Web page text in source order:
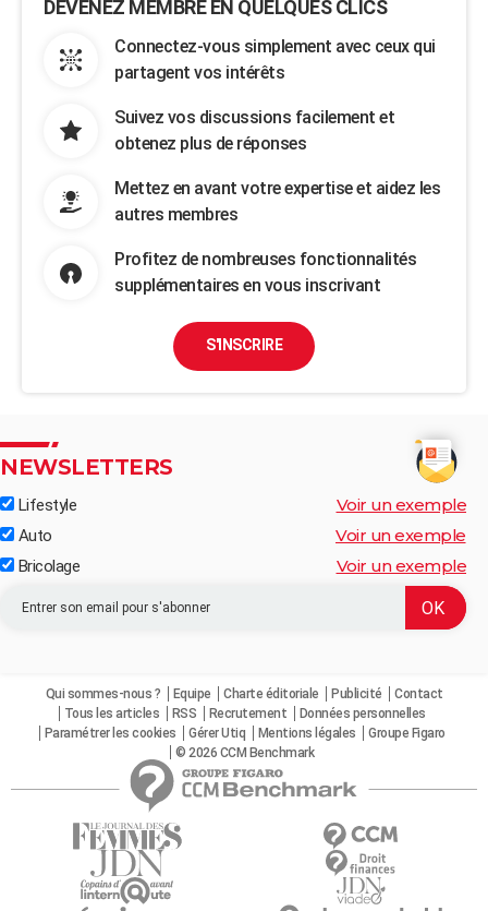
DEVENEZ MEMBRE EN QUELQUES CLICS
Connectez-vous simplement avec ceux qui
partagent vos intérêts
Suivez vos discussions facilement et
obtenez plus de réponses
Mettez en avant votre expertise et aidez les
autres membres
Profitez de nombreuses fonctionnalités
supplémentaires en vous inscrivant
S'INSCRIRE
NEWSLETTERS
Lifestyle Voir un exemple
Auto Voir un exemple
Bricolage Voir un exemple
Qui sommes-nous ? Equipe Charte éditoriale Publicité
Contact
Tous les articles
RSS Recrutement
Données personnelles
Paramétrer les cookies
Gérer Utiq Mentions légales
Groupe Figaro
© 2026 CCM Benchmark